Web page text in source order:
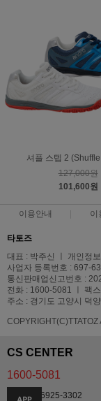
셔플 스텝 2
127,000원
101,600원
이용안내 이
타토즈
대표 : 박주신 ㅣ 개인정
사업자 등록번호 : 697-
통신판매업신고번호 :
전화 : 1600-5081 ㅣ 팩
주소 : 경기도 고양시 덕
CS CENTER
1600-5081
팩스 02) 6925-3302